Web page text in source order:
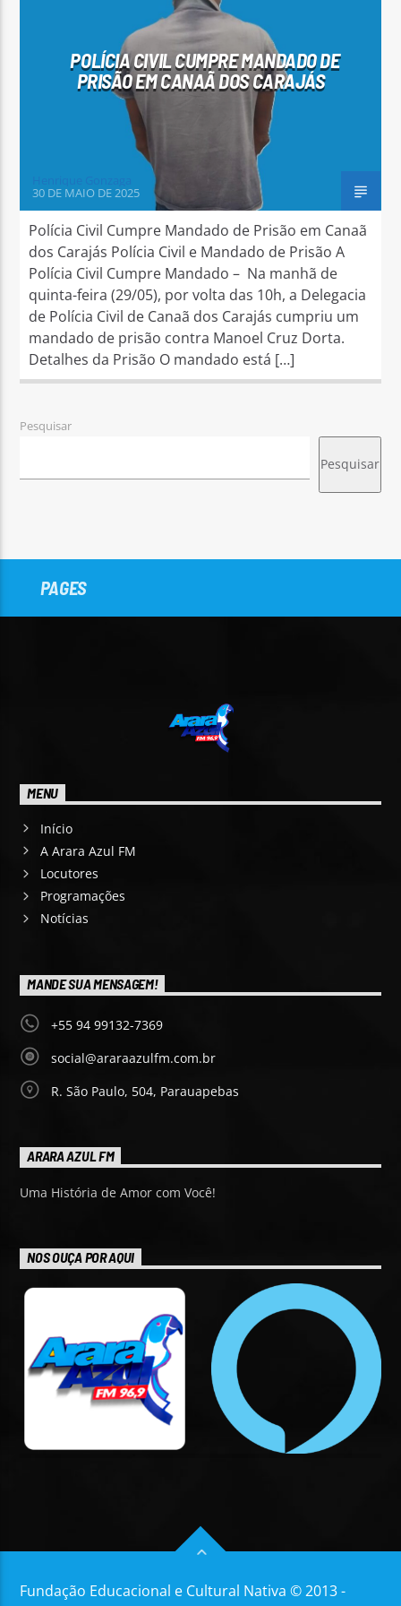
Arara Azul FM
POLÍCIA CIVIL CUMPRE MANDADO DE
PRISÃO EM CANAÃ DOS CARAJÁS
30 DE MAIO DE 2025
Polícia Civil Cumpre Mandado de Prisão em Canaã
dos Carajás Polícia Civil e Mandado de Prisão A
Polícia Civil Cumpre Mandado – Na manhã de
quinta-feira (29/05), por volta das 10h, a Delegacia
de Polícia Civil de Canaã dos Carajás cumpriu um
mandado de prisão contra Manoel Cruz Dorta.
Detalhes da Prisão O mandado está […]
Pesquisar
Pesquisar
PAGES
MENU
Início
A Arara Azul FM
Locutores
Programações
Notícias
MANDE SUA MENSAGEM!
+55 94 99132-7369
social@araraazulfm.com.br
R. São Paulo, 504, Parauapebas
ARARA AZUL FM
Uma História de Amor com Você!
NOS OUÇA POR AQUI
Fundação Educacional e Cultural Nativa © 2013 -